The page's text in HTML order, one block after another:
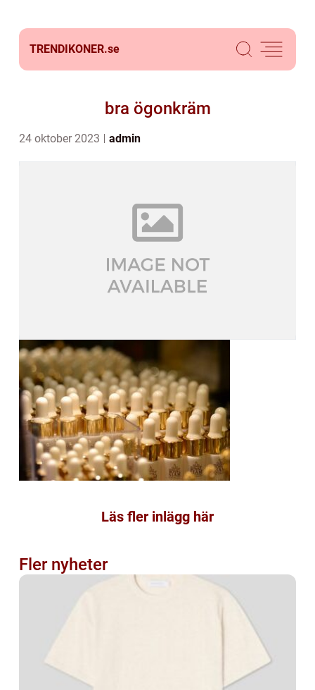
TRENDIKONER.se
bra ögonkräm
24 oktober 2023 admin
Läs fler inlägg här
Fler nyheter